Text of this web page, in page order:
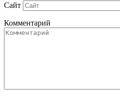
Сайт
Комментарий